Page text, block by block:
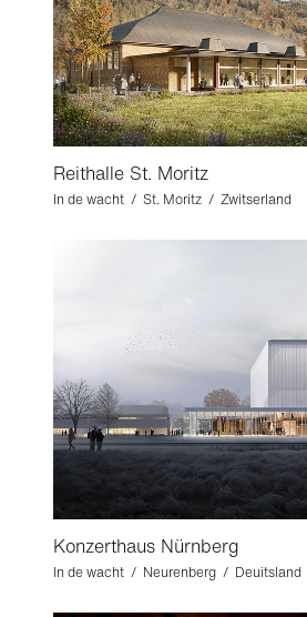
Reithalle St. Moritz
In de wacht / St. Moritz / Zwitserland
Konzerthaus Nürnberg
In de wacht / Neurenberg / Deuitsland